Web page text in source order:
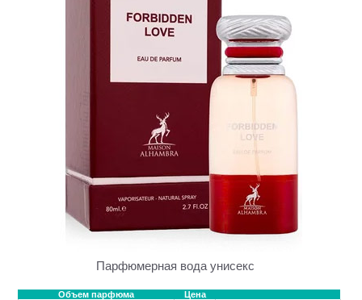
Парфюмерная вода унисекс
Объем парфюма Цена